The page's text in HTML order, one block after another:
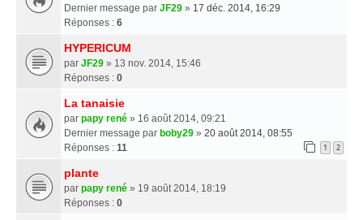
Dernier message par JF29 » 17 déc. 2014, 16:29
Réponses : 6
HYPERICUM
par JF29 » 13 nov. 2014, 15:46
Réponses : 0
La tanaisie
par papy rené » 16 août 2014, 09:21
Dernier message par boby29 » 20 août 2014, 08:55
Réponses : 11 1 2
plante
par papy rené » 19 août 2014, 18:19
Réponses : 0